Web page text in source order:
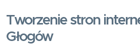
Tworzenie stron
Głogów